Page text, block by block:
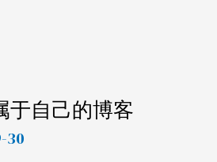
于自己的博客
30